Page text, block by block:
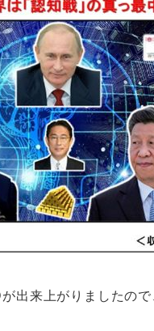
出来上がりましたの